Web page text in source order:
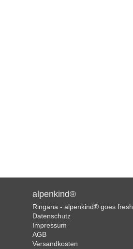
alpenkind®
Ringana - alpenkind® goes fresh
Datenschutz
Impressum
AGB
Versandkosten